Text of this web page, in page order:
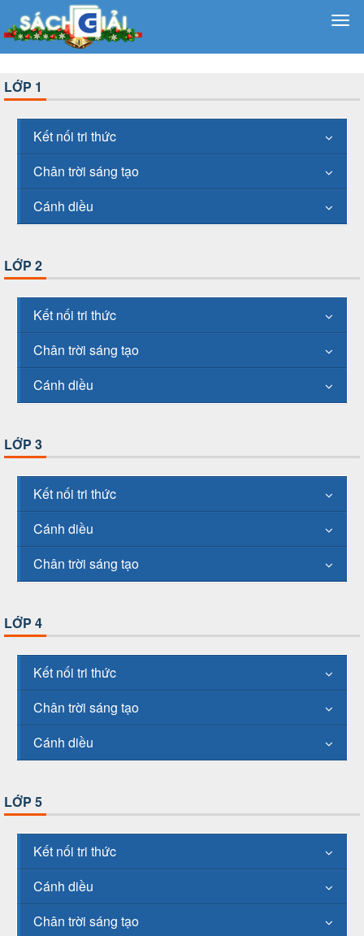
LỚP 1
Kết nối tri thức
Chân trời sáng tạo
Cánh diều
LỚP 2
Kết nối tri thức
Chân trời sáng tạo
Cánh diều
LỚP 3
Kết nối tri thức
Cánh diều
Chân trời sáng tạo
LỚP 4
Kết nối tri thức
Chân trời sáng tạo
Cánh diều
LỚP 5
Kết nối tri thức
Cánh diều
Chân trời sáng tạo